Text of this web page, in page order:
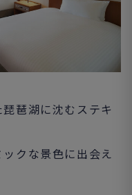
琶湖に沈むステキ
クな景色に出会え